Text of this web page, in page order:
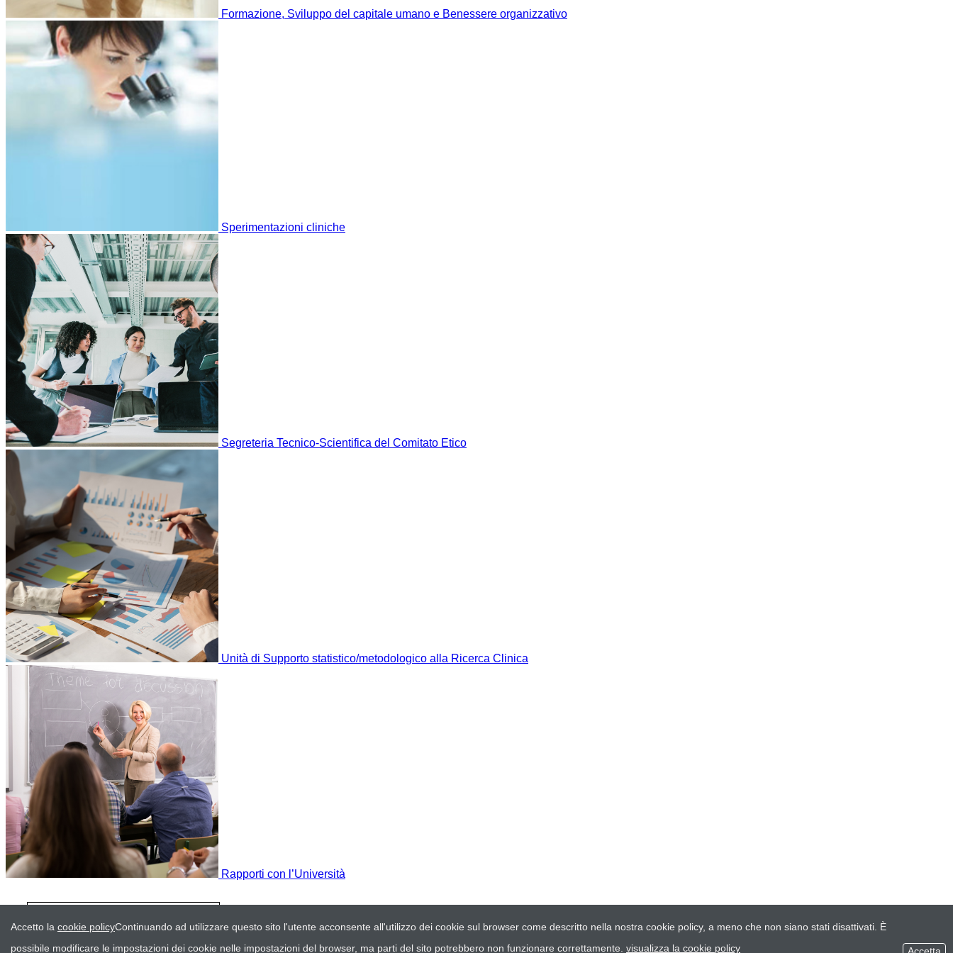
Formazione, Sviluppo del capitale umano e Benessere organizzativo
Sperimentazioni cliniche
Segreteria Tecnico-Scientifica del Comitato Etico
Unità di Supporto statistico/metodologico alla Ricerca Clinica
Rapporti con l’Università
pagina e ritorna al sito
Accetto la cookie policyContinuando ad utilizzare questo sito l'utente acconsente all'utilizzo dei cookie sul browser come descritto nella nostra cookie policy, a meno che non siano stati disattivati. È
possibile modificare le impostazioni dei cookie nelle impostazioni del browser, ma parti del sito potrebbero non funzionare correttamente. visualizza la cookie policy